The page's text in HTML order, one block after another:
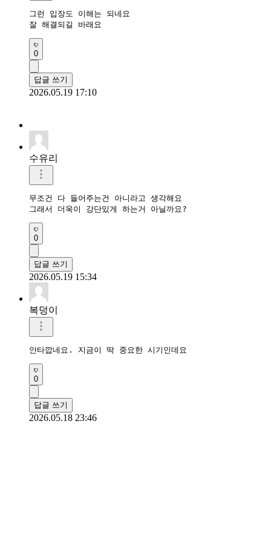
그런 입장도 이해는 되네요
잘 해결되길 바래요
0
답글 쓰기
2026.05.19 17:10
수유리
무조건 다 들어주는건 아니라고 생각해요
그래서 더욱이 강단있게 하는거 아닐까요?
0
답글 쓰기
2026.05.19 15:34
복덩이
안타깝네요. 지금이 딱 중요한 시기인데요
0
답글 쓰기
2026.05.18 23:46